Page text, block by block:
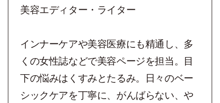
美容エディター・ライター
インナーケアや美容医療にも精通し、多
くの女性誌などで美容ページを担当。目
下の悩みはくすみとたるみ。日々のベー
シックケアを丁寧に、がんばらない、や